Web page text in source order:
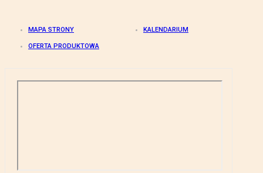
MAPA STRONY KALENDARIUM
OFERTA PRODUKTOWA